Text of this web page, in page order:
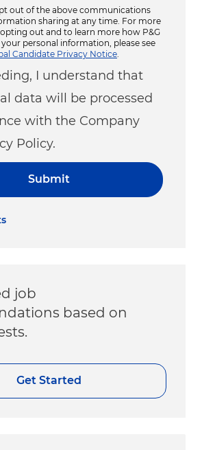
out of the above communications
sharing at any time. For more
out and to learn more how P&G
your personal information, please see
Candidate Privacy Notice
I understand that
data will be processed
with the Company
Policy.
Submit
job
based on
Get Started